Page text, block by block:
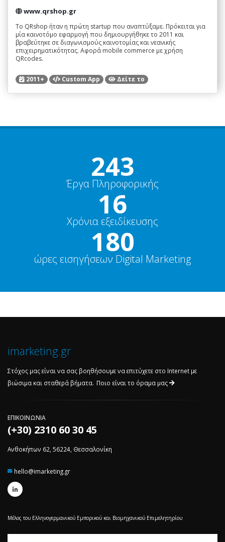
www.qrshop.gr
To QRshop ήταν η πρώτη startup που αναπτύξαμε. Πρόκειται για
μία καινοτόμο εφαρμογή που δημιουργήθηκε το 2011 και
βραβεύτηκε σε διαγωνισμούς καινοτομίας και νεανικής
επιχειρηματικότητας. Αφορά mobile commerce με χρήση
QRcodes.
2011+ Custom App Δείτε το
270+
Έργα Πληροφορικής
18+
Χρόνια εξειδίκευσης
200+
ώρες εισηγήσεων Digital Marketing
imarketing.gr
Στόχος μας είναι να σας βοηθήσουμε να επιτύχετε στο Internet με
βιώσιμα και σταθερά βήματα. Ποιο είναι το όραμα μας
ΕΠΙΚΟΙΝΩΝΙΑ
(+30) 2310 60 30 45
Ανθοκήπων 62, 56224, Θεσσαλονίκη
hello@imarketing.gr
Μέλος του Ελληνογερμανικού Εμπορικού και Βιομηχανικού Επιμελητηρίου